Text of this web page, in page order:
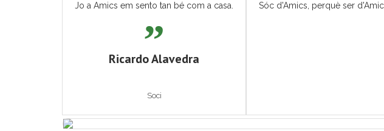
Jo a Amics em sento tan bé com a casa.
Ricardo Alavedra
Soci
Sóc d'Amics, perquè ser